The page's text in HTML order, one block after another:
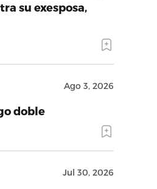
su exesposa,
Ago 3, 2026
doble
Jul 30, 2026